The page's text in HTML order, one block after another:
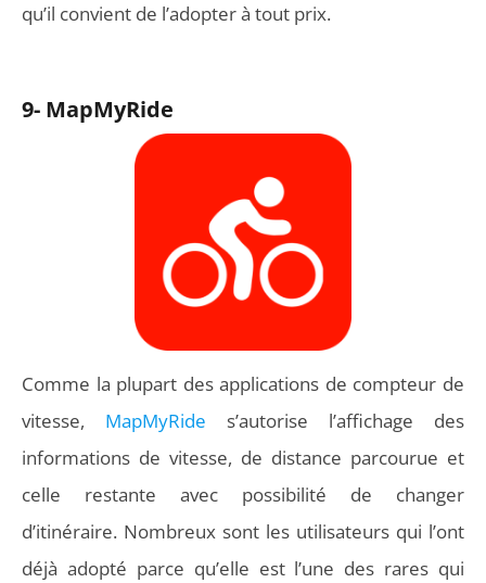
qu’il convient de l’adopter à tout prix.
9- MapMyRide
Comme la plupart des applications de compteur de
vitesse, MapMyRide s’autorise l’affichage des
informations de vitesse, de distance parcourue et
celle restante avec possibilité de changer
d’itinéraire. Nombreux sont les utilisateurs qui l’ont
déjà adopté parce qu’elle est l’une des rares qui